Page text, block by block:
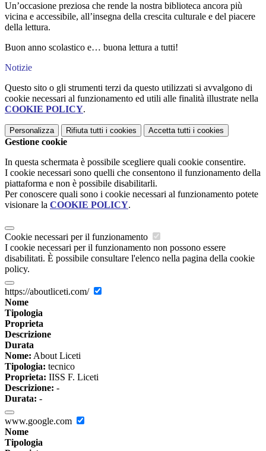
Un’occasione preziosa che rende la nostra biblioteca ancora più
vicina e accessibile, all’insegna della crescita culturale e del piacere
della lettura.
Buon anno scolastico e… buona lettura a tutti!
Notizie
Questo sito o gli strumenti terzi da questo utilizzati si avvalgono di
cookie necessari al funzionamento ed utili alle finalità illustrate nella
COOKIE POLICY.
Personalizza Rifiuta tutti i cookies Accetta tutti i cookies
Gestione cookie
In questa schermata è possibile scegliere quali cookie consentire.
I cookie necessari sono quelli che consentono il funzionamento della
piattaforma e non è possibile disabilitarli.
Per conoscere quali sono i cookie necessari al funzionamento potete
visionare la COOKIE POLICY.
Cookie necessari per il funzionamento
I cookie necessari per il funzionamento non possono essere
disabilitati. È possibile consultare l'elenco nella pagina della cookie
policy.
https://aboutliceti.com/
Nome
Tipologia
Proprieta
Descrizione
Durata
Nome: About Liceti
Tipologia: tecnico
Proprieta: IISS F. Liceti
Descrizione: -
Durata: -
www.google.com
Nome
Tipologia